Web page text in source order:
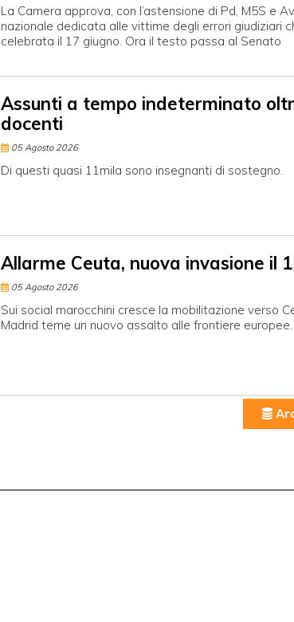
La Camera approva, con l’astensione di Pd, M5S e
nazionale dedicata alle vittime degli errori giudiziari
celebrata il 17 giugno. Ora il testo passa al Senato
Assunti a tempo indeterminato
docenti
05 Agosto 2026
Di questi quasi 11mila sono insegnanti di sostegno.
Allarme Ceuta, nuova invasione il
05 Agosto 2026
Sui social marocchini cresce la mobilitazione verso
Madrid teme un nuovo assalto alle frontiere europee.